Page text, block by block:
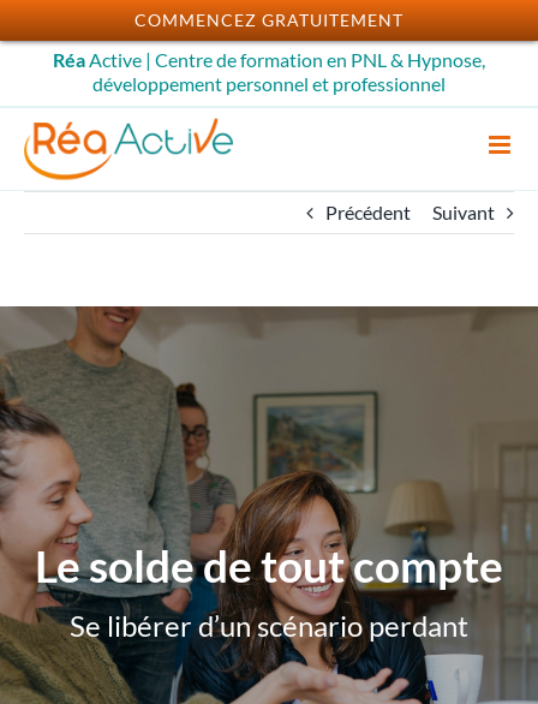
Passer
au
contenu
RéaActive | Centre de formation en PNL & Hypnose,
développement personnel et professionnel
Précédent Suivant
Le solde de tout compte
Se libérer d’un scénario perdant
COMMENCEZ GRATUITEMENT